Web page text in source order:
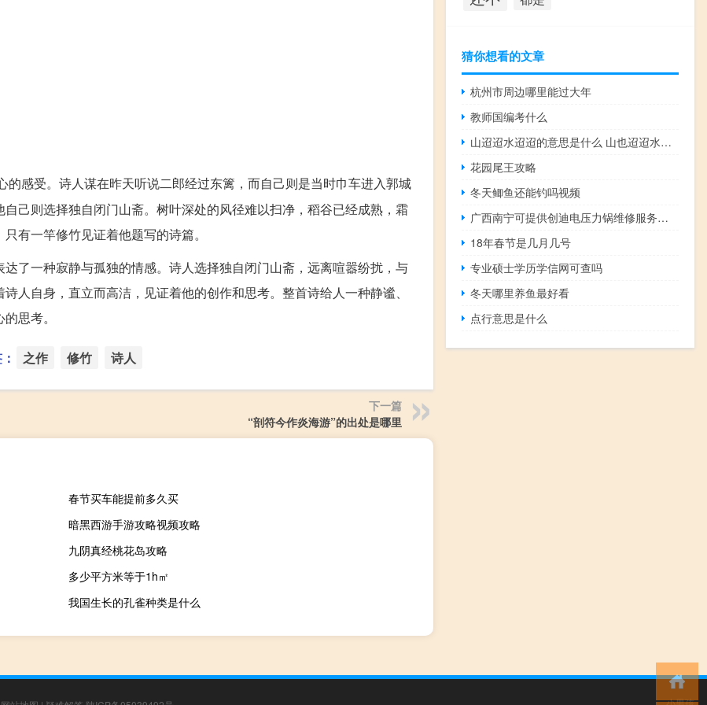
的感受。诗人谋在昨天听说二郎经过东篱，而自己则是当时巾车进入郭城
己则选择独自闭门山斋。树叶深处的风径难以扫净，稻谷已经成熟，霜
有一竿修竹见证着他题写的诗篇。
了一种寂静与孤独的情感。诗人选择独自闭门山斋，远离喧嚣纷扰，与
人自身，直立而高洁，见证着他的创作和思考。整首诗给人一种静谧、
思考。
之作 修竹 诗人
下一篇
“剖符今作炎海游”的出处是哪里
春节买车能提前多久买
暗黑西游手游攻略视频攻略
九阴真经桃花岛攻略
多少平方米等于1h㎡
我国生长的孔雀种类是什么
猜你想看的文章
杭州市周边哪里能过大年
教师国编考什么
山迢迢水迢迢的意思是什么 山也迢迢水也迢迢
花园尾王攻略
冬天鲫鱼还能钓吗视频
广西南宁可提供创迪电压力锅维修服务地址在哪
18年春节是几月几号
专业硕士学历学信网可查吗
冬天哪里养鱼最好看
点行意思是什么